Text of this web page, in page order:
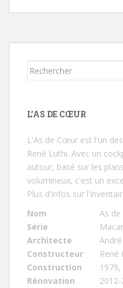
Rechercher...
L’AS DE CŒUR
L'As de Cœur est l'un
René Luthi. Avec un
autour, basé sur les
volumineux, c'est un
Plus d'infos sur
Nom
As
Série
Architecte
Constructeur
René
Construction
1979,
Rénovation